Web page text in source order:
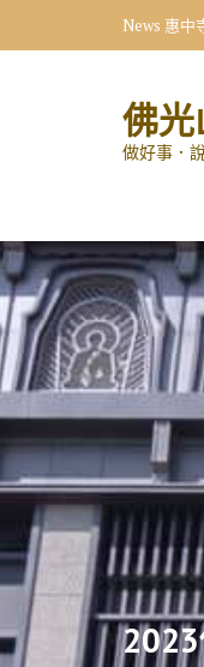
News 惠中
佛
做好事．